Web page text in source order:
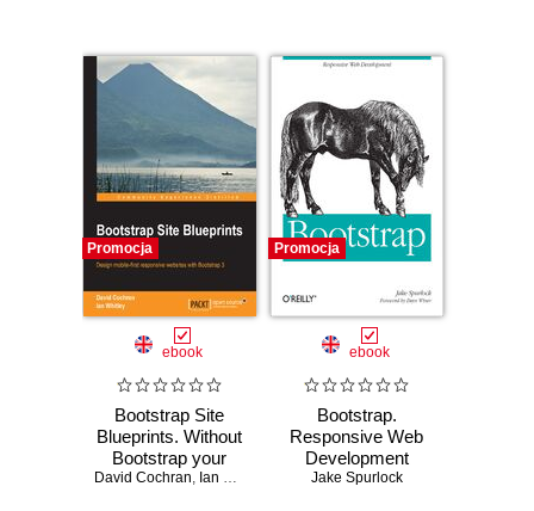
Promocja
ebook
Bootstrap Site
Blueprints. Without
Bootstrap your
web designs may
David Cochran, Ian Whitley
Promocja
ebook
Bootstrap.
Responsive Web
Development
Jake Spurlock